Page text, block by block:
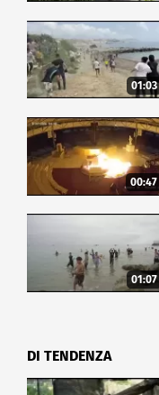
01:03
00:47
01:07
DI TENDENZA